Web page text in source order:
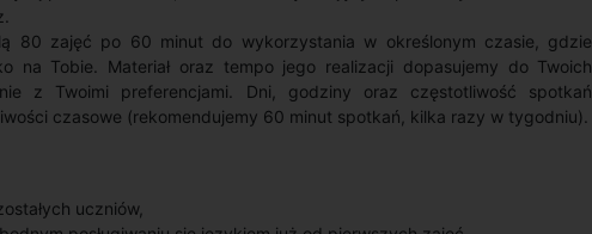
80 zajęć po 60 minut do wykorzystania w określonym czasie, gdzie
na Tobie. Materiał oraz tempo jego realizacji dopasujemy do Twoich
z Twoimi preferencjami. Dni, godziny oraz częstotliwość spotkań
czasowe (rekomendujemy 60 minut spotkań, kilka razy w tygodniu).
uczniów,